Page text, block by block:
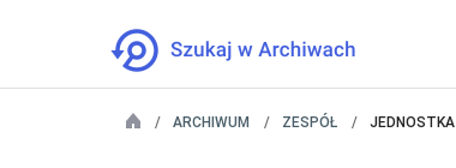
ARCHIWUM ZESPÓŁ JEDNOSTKA